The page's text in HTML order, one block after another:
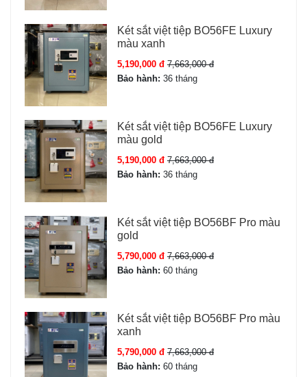
Đặc tính sản phẩm Két sắt Bofa
model BJ-70LJ
Model:
BJ-70LJ
Trọng lượng:
90 kg
Kích thước ngoài (CxRxS):
SmartPhone
Hệ thống báo động:
Báo trộm + báo sai mật mã (kép)
Độ dày thép thân:
5 mm đúc đặc
Độ dày thép cửa:12 mm
Chốt khóa:4 chốt thép Φ22mm
Màu sắc:Ghi xám sang trọng
Bảo hành: 36 tháng chính hãng
Tính năng Két sắt Bofa model BJ-70LJ
5 phương thức mở khóa linh hoạt:
Face ID:Nhận diện khuôn mặt 0.3s, hoạt động cả khi
đeo kính.
Vân tay:Cảm biến sinh trắc học, lưu 100 vân tay.
Két sắt việt tiệp BO56FE Luxury
màu xanh
5,190,000 đ 7,663,000 đ
Bảo hành: 36 tháng
Két sắt việt tiệp BO56FE Luxury
màu gold
5,190,000 đ 7,663,000 đ
Bảo hành: 36 tháng
Két sắt việt tiệp BO56BF Pro màu
gold
5,790,000 đ 7,663,000 đ
Bảo hành: 60 tháng
Két sắt việt tiệp BO56BF Pro màu
xanh
5,790,000 đ 7,663,000 đ
Bảo hành: 60 tháng